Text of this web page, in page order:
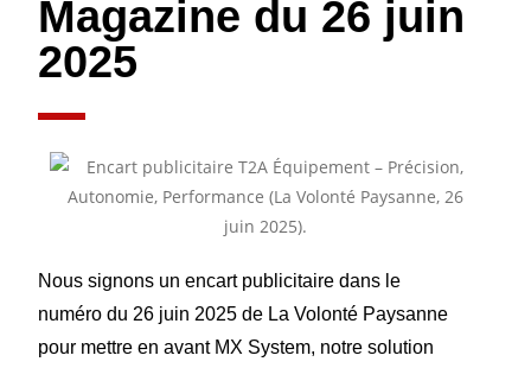
Magazine du 26 juin
2025
Nous signons un encart publicitaire dans le
numéro du 26 juin 2025 de La Volonté Paysanne
pour mettre en avant MX System, notre solution